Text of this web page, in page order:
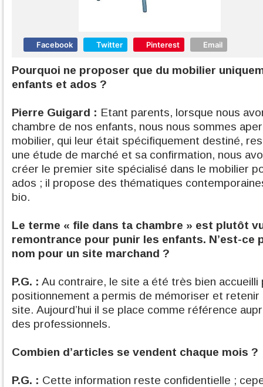
Facebook Twitter Pinterest Email
Pourquoi ne proposer que du mobilier
enfants et ados ?
Pierre Guigard : Etant parents, lorsque nous
chambre de nos enfants, nous nous sommes
mobilier, qui leur était spécifiquement destiné,
une étude de marché et sa confirmation, nous
créer le premier site spécialisé dans le mobilier
ados ; il propose des thématiques
bio.
Le terme « file dans ta chambre » est plutôt
remontrance pour punir les enfants. N’est-ce
nom pour un site marchand ?
P.G. : Au contraire, le site a été très bien accueilli
positionnement a permis de mémoriser et retenir
site. Aujourd’hui il se place comme référence
des professionnels.
Combien d’articles se vendent chaque mois ?
P.G. : Cette information reste confidentielle ;